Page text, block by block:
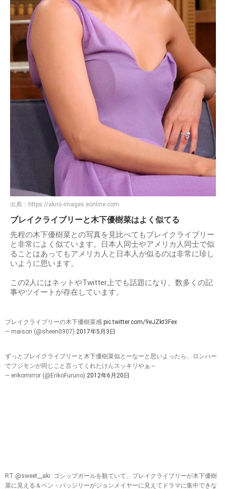
出典： https://akns-images.eonline.com
ブレイクライブリーと木下優樹菜はよく似てる
先程の木下優樹菜との写真を見比べてもブレイクライブリー
と非常によく似ています。日本人同士やアメリカ人同士で似
ることはあってもアメリカ人と日本人が似るのは非常に珍し
いように思います。
この2人にはネットやTwitter上でも話題になり、数多くの記
事やツイートが存在しています。
ブレイクライブリーの木下優樹菜感 pic.twitter.com/9eJZkt3Fex
— maison (@sheen0907) 2017年5月3日
ずっとブレイクライブリーと木下優樹菜似とーなーと思いよったら、ロンハー
でフジモンが同じこと言ってくれたけんスッキリやぁ～
— erikomirror (@ErikoFuruno) 2012年6月20日
RT @sweet__aki: ゴシップガールを観ていて、ブレイクライブリーが木下優樹
菜に見える＆ペン・バッジリーがジョンメイヤーに見えてドラマに集中できな